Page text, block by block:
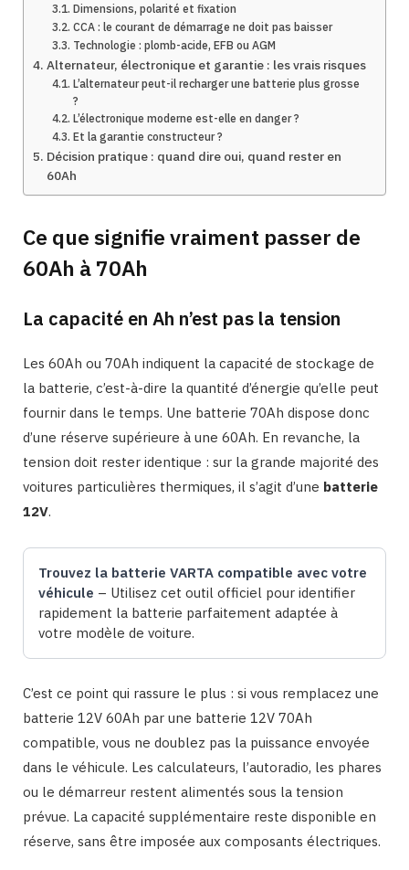
Dimensions, polarité et fixation
CCA : le courant de démarrage ne doit pas baisser
Technologie : plomb-acide, EFB ou AGM
Alternateur, électronique et garantie : les vrais risques
L’alternateur peut-il recharger une batterie plus grosse
?
L’électronique moderne est-elle en danger ?
Et la garantie constructeur ?
Décision pratique : quand dire oui, quand rester en
60Ah
Ce que signifie vraiment passer de
60Ah à 70Ah
La capacité en Ah n’est pas la tension
Les 60Ah ou 70Ah indiquent la capacité de stockage de
la batterie, c’est-à-dire la quantité d’énergie qu’elle peut
fournir dans le temps. Une batterie 70Ah dispose donc
d’une réserve supérieure à une 60Ah. En revanche, la
tension doit rester identique : sur la grande majorité des
voitures particulières thermiques, il s’agit d’une batterie
12V.
Trouvez la batterie VARTA compatible avec votre
véhicule – Utilisez cet outil officiel pour identifier
rapidement la batterie parfaitement adaptée à
votre modèle de voiture.
C’est ce point qui rassure le plus : si vous remplacez une
batterie 12V 60Ah par une batterie 12V 70Ah
compatible, vous ne doublez pas la puissance envoyée
dans le véhicule. Les calculateurs, l’autoradio, les phares
ou le démarreur restent alimentés sous la tension
prévue. La capacité supplémentaire reste disponible en
réserve, sans être imposée aux composants électriques.